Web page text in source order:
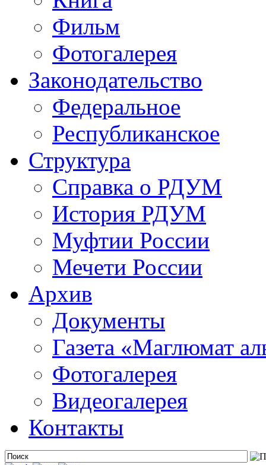
Фильм
Фотогалерея
Законодательство
Федеральное
Республиканское
Структура
Справка о РДУМ
История РДУМ
Муфтии России
Мечети России
Архив
Документы
Газета «Маглюмат
Фотогалерея
Видеогалерея
Контакты